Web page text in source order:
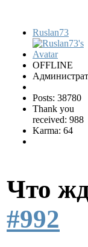
Ruslan73
OFFLINE
Posts: 38780
Thank you
received: 988
Karma: 64
Что
#992